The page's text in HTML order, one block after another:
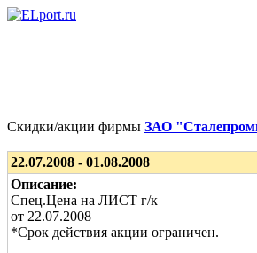
Скидки/акции фирмы ЗАО
22.07.2008 - 01.08.2008
Описание:
Спец.Цена на ЛИСТ г/к
от 22.07.2008
*Срок действия акции ограничен.